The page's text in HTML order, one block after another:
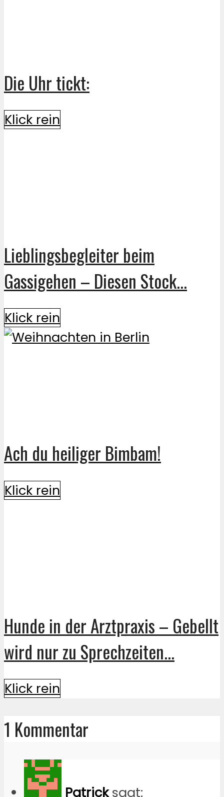
Die Uhr tickt:
Klick rein
Lieblingsbegleiter beim
Gassigehen – Diesen Stock...
Klick rein
Ach du heiliger Bimbam!
Klick rein
Hunde in der Arztpraxis – Gebellt
wird nur zu Sprechzeiten...
Klick rein
1 Kommentar
Patrick sagt: